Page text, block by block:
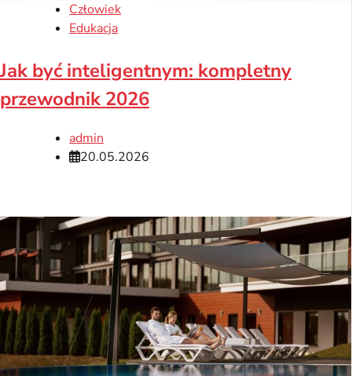
Człowiek
Edukacja
Jak być inteligentnym: kompletny
przewodnik 2026
admin
20.05.2026